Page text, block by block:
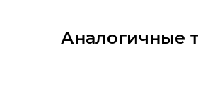
Аналогичные